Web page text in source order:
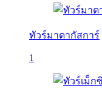
ทัวร์มาดากัสการ์
1